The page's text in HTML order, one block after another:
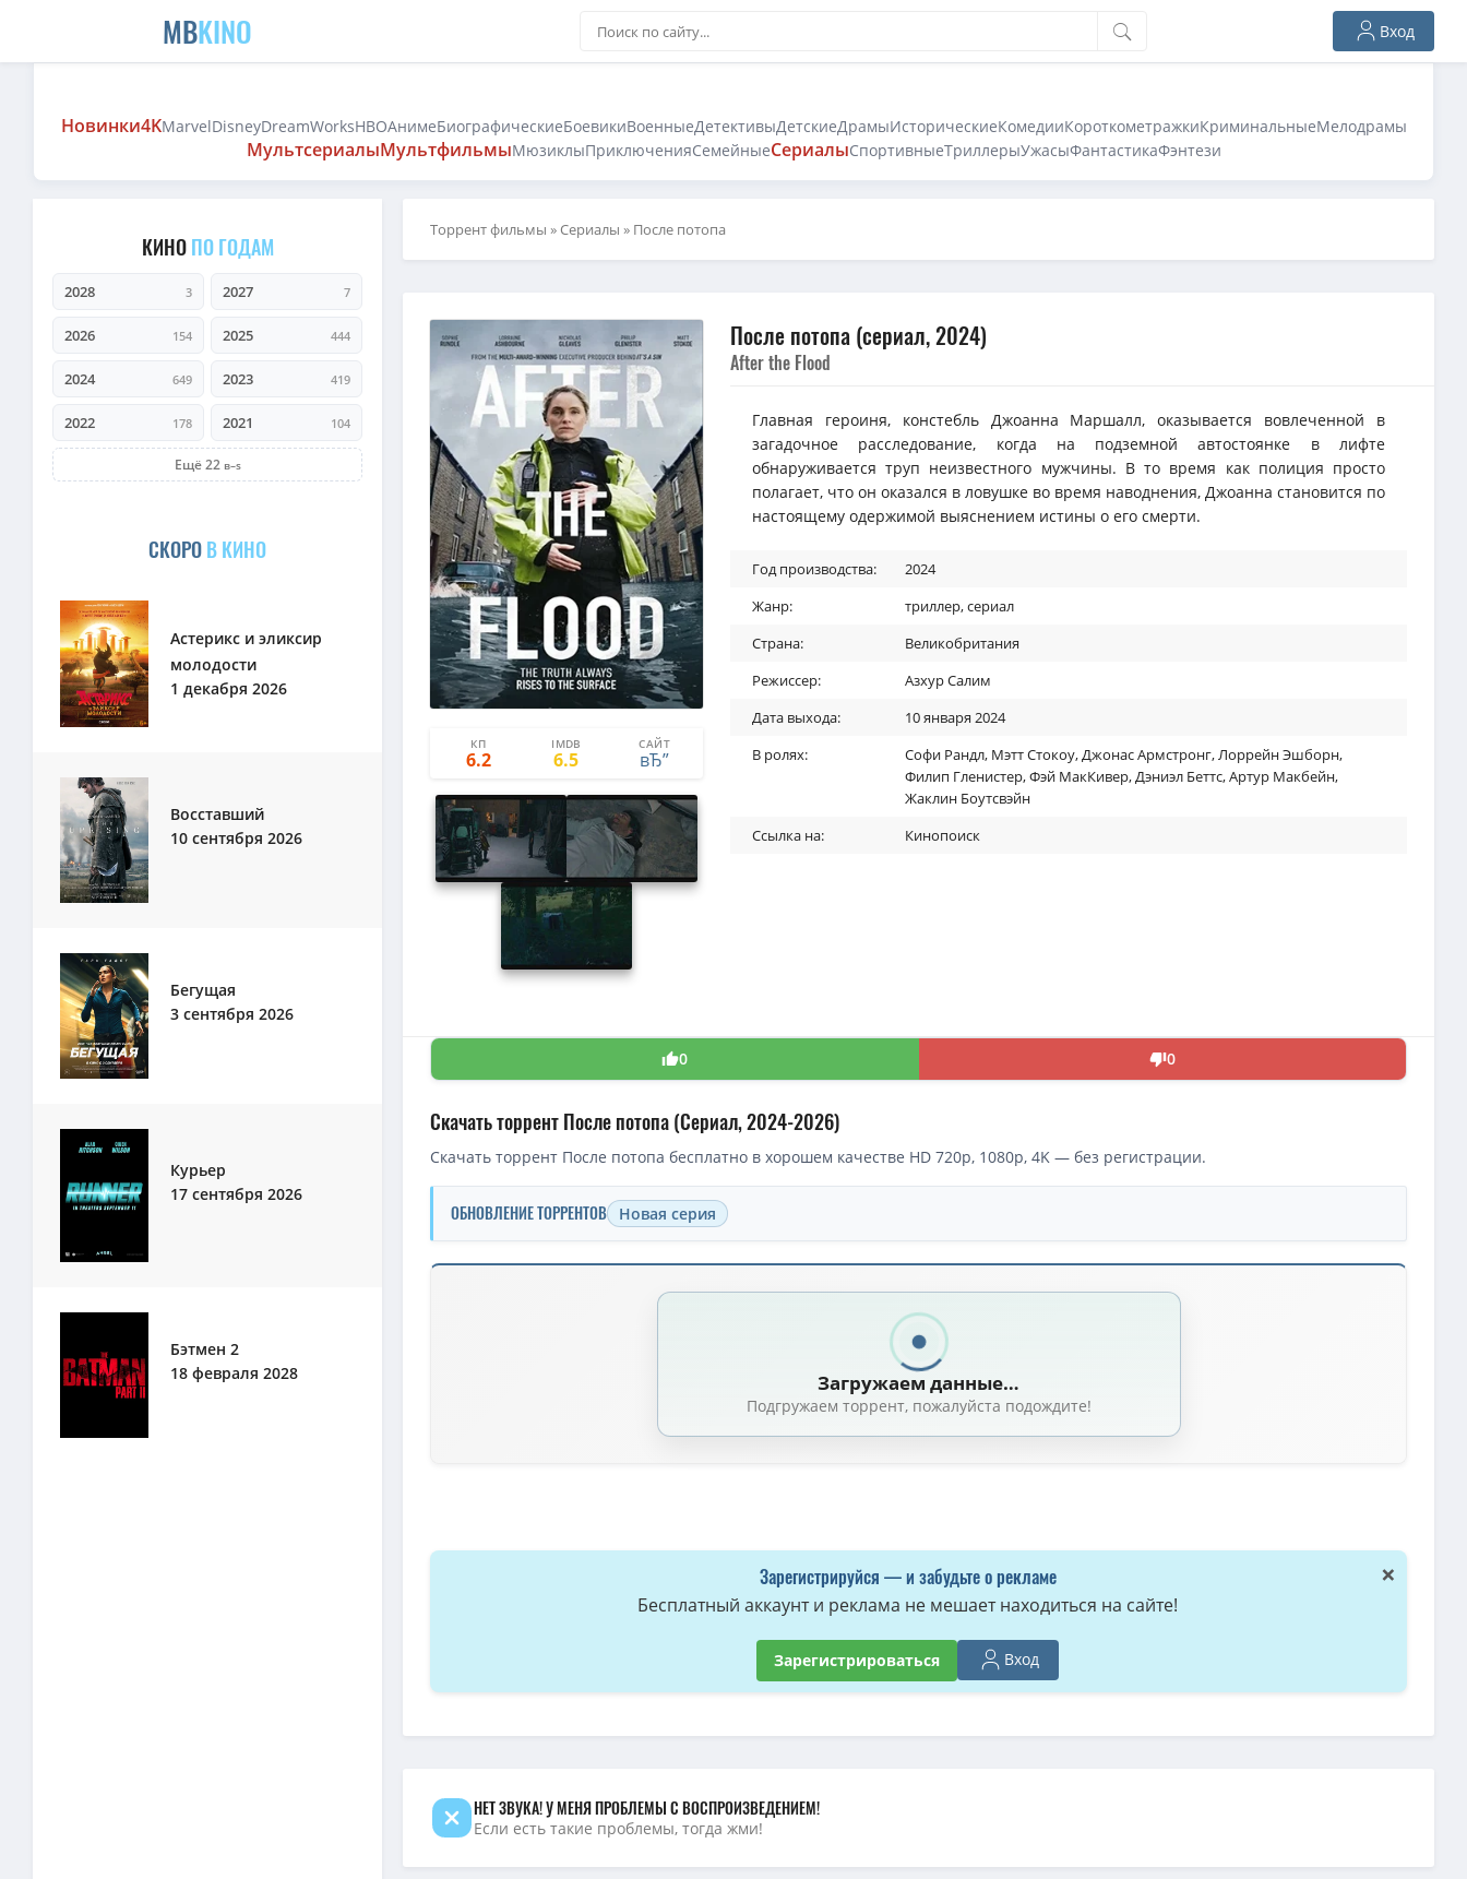
MBKINO Вход
Новинки4KMarvelDisneyDreamWorksHBOАнимеБиографическиеБоевикиВоенныеДетективыДетскиеДрамыИсторическиеКомедииКороткометражкиКриминальныеМелодрамы
МультсериалыМультфильмыМюзиклыПриключенияСемейныеСериалыСпортивныеТриллерыУжасыФантастикаФэнтези
КИНОПО ГОДАМ
2028 3 2027 7
2026 154 2025 444
2024 649 2023 419
2022 178 2021 104
Ещё 22
СКОРОВ КИНО
Астерикс и эликсир
молодости
1 декабря 2026
Восставший
10 сентября 2026
Бегущая
3 сентября 2026
Курьер
17 сентября 2026
Бэтмен 2
18 февраля 2028
Торрент фильмы »Сериалы » После потопа
КП
6.2
IMDB
6.5
САЙТ
00
После потопа (сериал, 2024)
After the Flood
Главная героиня, констебль Джоанна Маршалл, оказывается вовлеченной в
загадочное расследование, когда на подземной автостоянке в лифте
обнаруживается труп неизвестного мужчины. В то время как полиция просто
полагает, что он оказался в ловушке во время наводнения, Джоанна становится по
настоящему одержимой выяснением истины о его смерти.
Год производства:
2024
Жанр:
триллер,сериал
Страна:
Великобритания
Режиссер:
Азхур Салим
Дата выхода:
10 января 2024
В ролях:
Софи Рандл, Мэтт Стокоу,Джонас Армстронг,Лоррейн Эшборн,
Филип Гленистер,Фэй МакКивер,Дэниэл Беттс,Артур Макбейн,
Жаклин Боутсвэйн
Ссылка на:
Кинопоиск
0 0
Скачать торрент После потопа (Сериал, 2024-2026)
Скачать торрент После потопа бесплатно в хорошем качестве HD 720p, 1080p, 4K — без регистрации.
ОБНОВЛЕНИЕ ТОРРЕНТОВ Новая серия
Скачать торрент — После потопа / After the Flood / Сезон: 01 (2024)
1080p — После потопа / After the Flood / Сезон: 1 / Серии: 1-6 из 6 (Ажур Салим) [2024, Великобритания, триллер, WEB-DL 1080p] DVO (ViruseProject) +
После потопа (2 сезон: 1-6 серии из 6) / After the Flood / 2026 / ПМ (RuDub) / WEB-DLRip
После потопа (1 сезон: 1-6 серии из 6) / After the Flood / 2024 / ПД (ViruseProject) / WEB-DLRip
1080p — После потопа (1 сезон: 1-6 серии из 6) / After the Flood / 2024 / ЛМ (ColdFilm) / WEB-DL (1080p)
1080p — После потопа / After the Flood (2024) WEB-DL [H.264/1080p] (сезон 1, серии 1-6 из 6) ColdFilm(16.7 GB, сидов: 1)
1080p — После потопа (1 сезон: 1-6 серии из 6) / After the Flood / 2024 / ПД (ViruseProject) / WEB-DL (1080p)
1080p — После потопа / After the Flood [S01] (2024) WEB-DL 1080p | ColdFilm
Загружаем данные…
Подгружаем торрент, пожалуйста подождите!
×
Зарегистрируйся — и забудьте о рекламе
Бесплатный аккаунт и реклама не мешает находиться на сайте!
Зарегистрироваться Вход
НЕТ ЗВУКА! У МЕНЯ ПРОБЛЕМЫ С ВОСПРОИЗВЕДЕНИЕМ!
Если есть такие проблемы, тогда жми!